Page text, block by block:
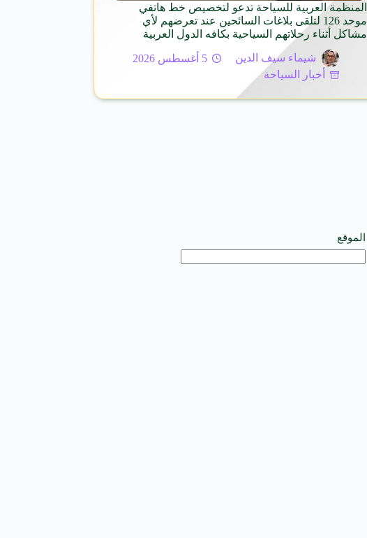
المنظمة العربية للسياحة تدعو لتخصيص خط هاتفي
موحد 126 لتلقى بلاغات السائحين عند تعرضهم لأي
مشاكل أثناء رحلاتهم السياحية بكافه الدول العربية
شيماء سيف الدين
5 أغسطس 2026
أخبار السياحة
الموقع